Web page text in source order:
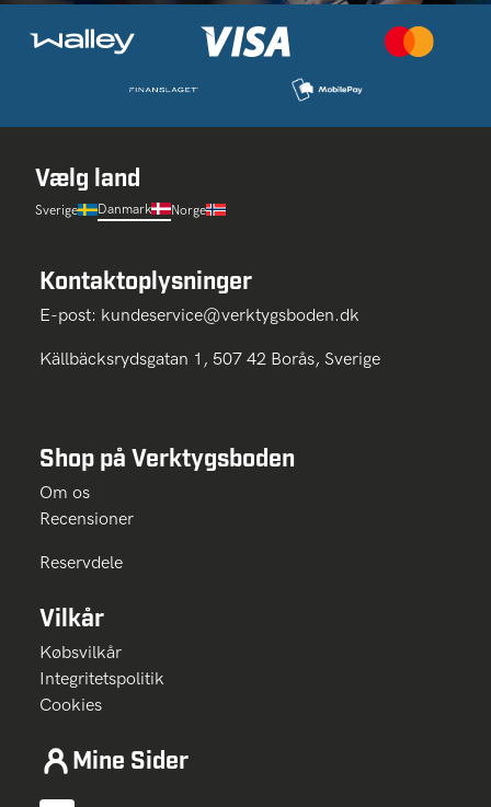
Vælg land
Sverige Danmark Norge
Kontaktoplysninger
E-post: kundeservice@verktygsboden.dk
Källbäcksrydsgatan 1, 507 42 Borås, Sverige
Shop på Verktygsboden
Om os
Recensioner
Reservdele
Vilkår
Købsvilkår
Integritetspolitik
Cookies
Mine Sider